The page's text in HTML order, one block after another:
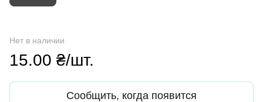
Нет в наличии
15.00 ₴/шт.
Сообщить, когда появится